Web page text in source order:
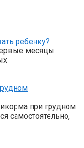
ребенку?
месяцы
при грудном
самостоятельно,